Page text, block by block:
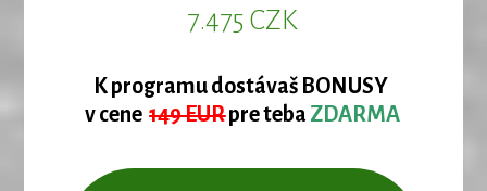
7.475 CZK
K programu dostávaš BONUSY
v cene 149 EURpre tebaZDARMA